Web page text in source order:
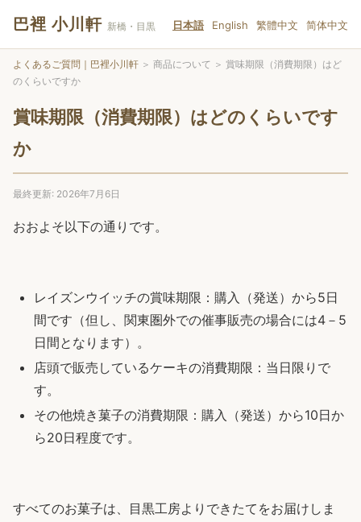
巴裡 小川軒 新橋・目黒 日本語 English 繁體中文 简体中文
よくあるご質問｜巴裡小川軒 ＞ 商品について ＞ 賞味期限（消費期限）はど
のくらいですか
賞味期限（消費期限）はどのくらいです
か
最終更新: 2026年7月6日
おおよそ以下の通りです。
レイズンウイッチの賞味期限：購入（発送）から5日
間です（但し、関東圏外での催事販売の場合には4－5
日間となります）。
店頭で販売しているケーキの消費期限：当日限りで
す。
その他焼き菓子の消費期限：購入（発送）から10日か
ら20日程度です。
すべてのお菓子は、目黒工房よりできたてをお届けしま